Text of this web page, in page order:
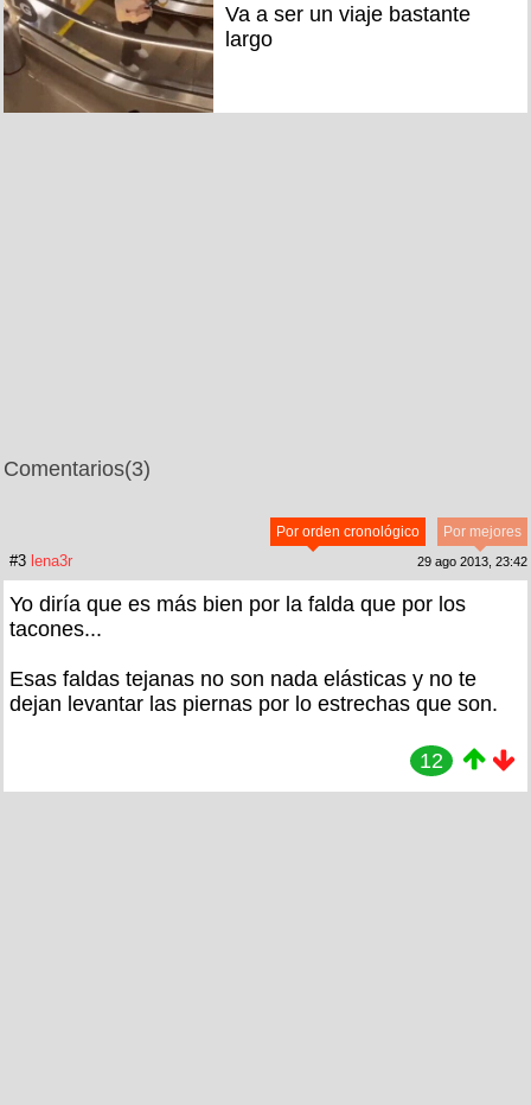
Va a ser un viaje bastante
largo
Comentarios(3)
Por mejores
Por orden cronológico
#3 lena3r 29 ago 2013, 23:42
Yo diría que es más bien por la falda que por los
tacones...
Esas faldas tejanas no son nada elásticas y no te
dejan levantar las piernas por lo estrechas que son.
12